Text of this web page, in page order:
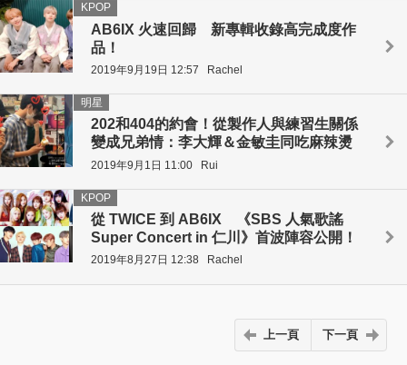
AB6IX 火速回歸 新專輯收錄高完成度作
品！
KPOP
2019年9月19日 12:57 Rachel
202和404的約會！從製作人與練習生關係
變成兄弟情：李大輝＆金敏圭同吃麻辣燙
明星
2019年9月1日 11:00 Rui
從 TWICE 到 AB6IX 《SBS 人氣歌謠
Super Concert in 仁川》首波陣容公開！
KPOP
2019年8月27日 12:38 Rachel
上一頁 下一頁